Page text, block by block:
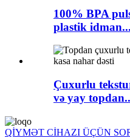
100% BPA
plastik idman...
Çuxurlu
və yay
QİYMƏT CİHAZI ÜÇÜN